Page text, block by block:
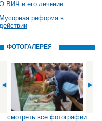
О ВИЧ и его лечении
Мусорная реформа в
действии
ФОТОГАЛЕРЕЯ
смотреть все фотографии